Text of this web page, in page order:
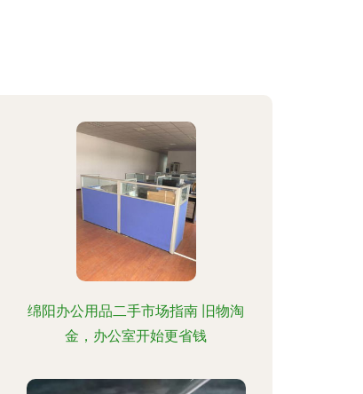
绵阳办公用品二手市场指南 旧物淘
金，办公室开始更省钱